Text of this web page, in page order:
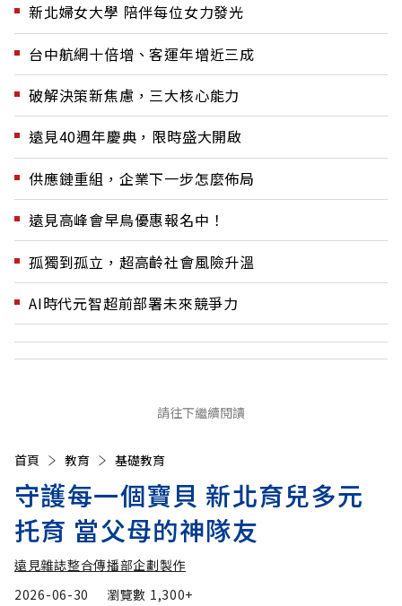
新北婦女大學 陪伴每位女力發光
台中航網十倍增、客運年增近三成
破解決策新焦慮，三大核心能力
遠見40週年慶典，限時盛大開啟
供應鏈重組，企業下一步怎麼佈局
遠見高峰會早鳥優惠報名中！
孤獨到孤立，超高齡社會風險升溫
AI時代元智超前部署未來競爭力
請往下繼續閱讀
首頁 教育 基礎教育
守護每一個寶貝 新北育兒多元
托育 當父母的神隊友
遠見雜誌整合傳播部企劃製作
2026-06-30
瀏覽數 1,300+